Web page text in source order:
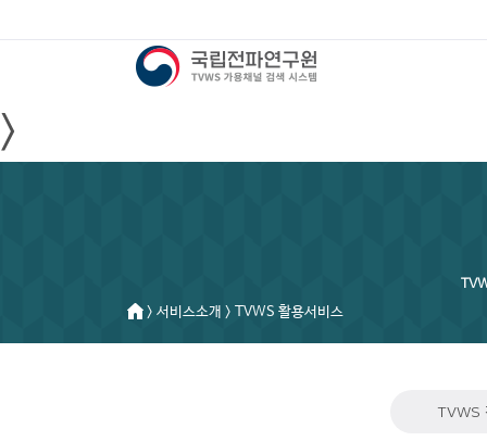
>
> 서비스소개 > TVWS 활용서비스
TVWS